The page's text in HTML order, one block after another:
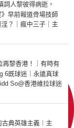
詞人黎彼得病逝，
早前報道骨場技師
？｜瘋中三子｜主
再黎香港！｜有時有
6既球迷｜永遠真球
So@香港維拉球迷
古典英雄主義︱主